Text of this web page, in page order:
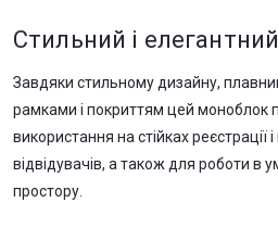
Стильний і
Завдяки стильному дизайну,
рамками і покриттям цей моноблок
використання на стійках реєстрації
відвідувачів, а також для роботи в
простору.